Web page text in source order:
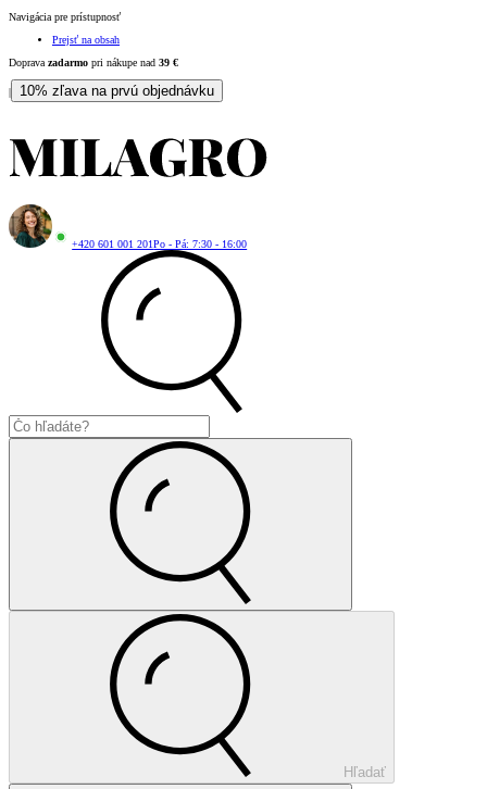
Navigácia pre prístupnosť
Prejsť na obsah
Doprava zadarmo pri nákupe nad 39 €
| 10% zľava na prvú objednávku
+420 601 001 201Po - Pá: 7:30 - 16:00
Hľadať